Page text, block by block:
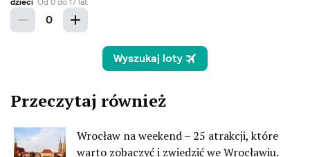
Przeczytaj również
Wrocław na weekend – 25 atrakcji, które
warto zobaczyć i zwiedzić we Wrocławiu.